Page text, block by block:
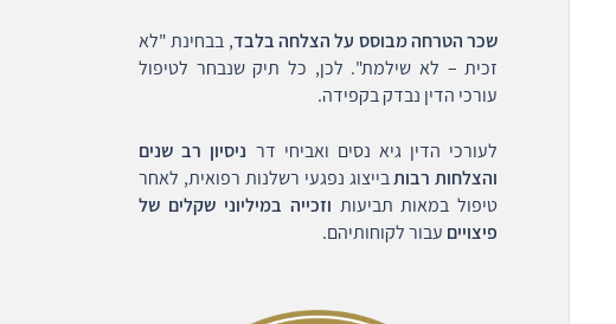
שכר הטרחה מבוסס על הצלחה בלבד, בבחינת "לא
זכית – לא שילמת". לכן, כל תיק שנבחר לטיפול
עורכי הדין נבדק בקפידה.
לעורכי הדין גיא נסים ואביחי דר ניסיון רב שנים
והצלחות רבותבייצוג נפגעי רשלנות רפואית, לאחר
טיפול במאות תביעות וזכייה במיליוני שקלים של
פיצויים עבור לקוחותיהם.